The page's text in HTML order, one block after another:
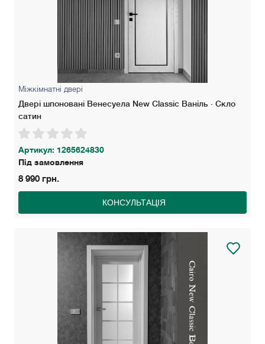
Міжкімнатні двері
Двері шпоновані Венесуела New Classic Ваніль · Скло
сатин
Артикул: 1265624830
Під замовлення
8 990 грн.
КОНСУЛЬТАЦІЯ